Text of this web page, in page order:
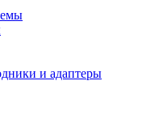
и адаптеры